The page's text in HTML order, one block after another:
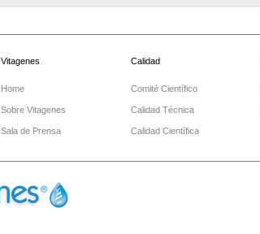
Vitagenes
Home
Sobre Vitagenes
Sala de Prensa
Calidad
Comité Científico
Calidad Técnica
Calidad Científica